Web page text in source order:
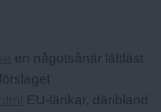
en någotsånär lättläst
EU-länkar, däribland